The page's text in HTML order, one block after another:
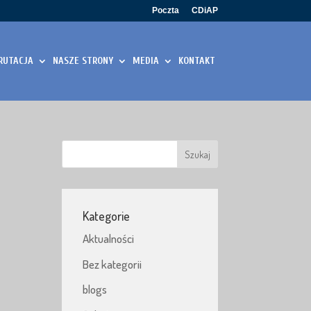
Poczta CDiAP
NASZE STRONY MEDIA KONTAKT
Kategorie
Aktualności
Bez kategorii
blogs